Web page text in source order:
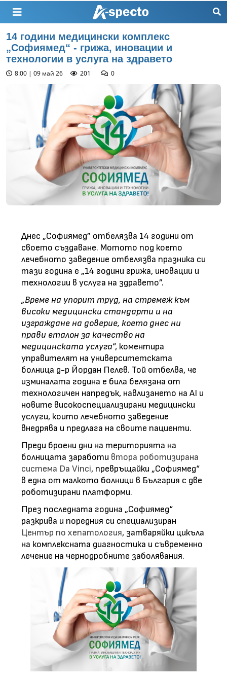
14 години медицински комплекс
„Софиямед“ - грижа, иновации и
технологии в услуга на здравето
8:00 | 09 май 26 201 0
Днес „Софиямед” отбелязва 14 години от
своето създаване. Мотото под което
лечебното заведение отбелязва празника си
тази година е „14 години грижа, иновации и
технологии в услуга на здравето”.
„Време на упорит труд, на стремеж към
високи медицински стандарти и на
изграждане на доверие, което днес ни
прави еталон за качествo на
медицинската услуга“, коментира
управителят на университетската
болница д-р Йордан Пелев. Той отбелва, че
изминалата година е била белязана от
технологичен напредък, навлизането на AI и
новите високоспециализирани медицински
услуги, които лечебното заведение
внедрява и предлага на своите пациенти.
Преди броени дни на територията на
болницата заработи втора роботизирана
система Da Vinci, превръщайки „Софиямед“
в една от малкото болници в България с две
роботизирани платформи.
През последната година „Софиямед“
разкрива и поредния си специализиран
Център по хепатология, затваряйки цикъла
на комплексната диагностика и съвременно
лечение на чернодробните заболявания.